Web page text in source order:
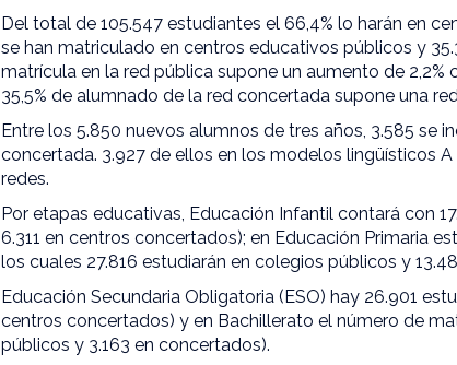
Del total de 105.547 estudiantes el 66,4% lo harán en
se han matriculado en centros educativos públicos y
matrícula en la red pública supone un aumento de
35,5% de alumnado de la red concertada supone una
Entre los 5.850 nuevos alumnos de tres años, 3.585 se
concertada. 3.927 de ellos en los modelos lingüísticos
redes.
Por etapas educativas, Educación Infantil contará con
6.311 en centros concertados); en Educación Primaria
los cuales 27.816 estudiarán en colegios públicos y
Educación Secundaria Obligatoria (ESO) hay 26.901
centros concertados) y en Bachillerato el número de
públicos y 3.163 en concertados).